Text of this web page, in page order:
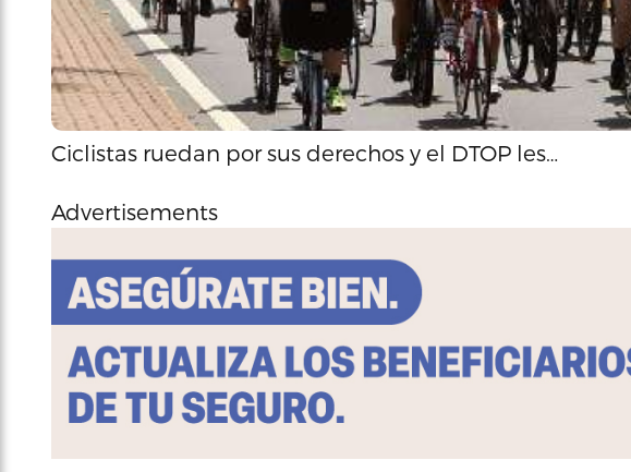
Ciclistas ruedan por sus derechos y el DTOP les…
Advertisements